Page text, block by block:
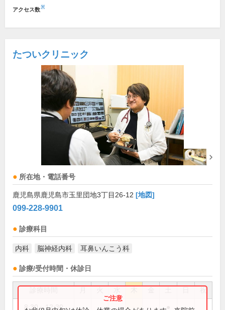
アクセス数※
たついクリニック
所在地・電話番号
鹿児島県鹿児島市玉里団地3丁目26-12 [地図]
099-228-9901
診療科目
内科 脳神経内科 耳鼻いんこう科
診療/受付時間・休診日
祝
8:30～12:30